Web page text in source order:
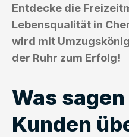
Entdecke die
Lebensqualität in
wird mit
der Ruhr zum Erfolg!
Was
Kunden